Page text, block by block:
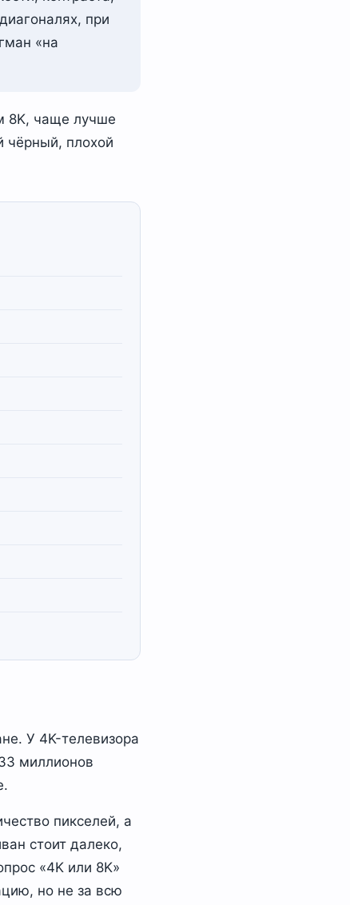
при
«на
8K, чаще лучше
чёрный, плохой
У 4K-телевизора
миллионов
пикселей, а
стоит далеко,
«4K или 8K»
но не за всю